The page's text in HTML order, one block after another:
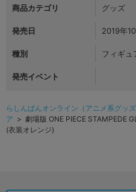
商品カテゴリ グッズ
発売日 2019年
種別 フィギュ
発売イベント
らしんばんオンライン（アニメ系グッ
ア > 劇場版 ONE PIECE STAMPEDE
(衣装オレンジ)